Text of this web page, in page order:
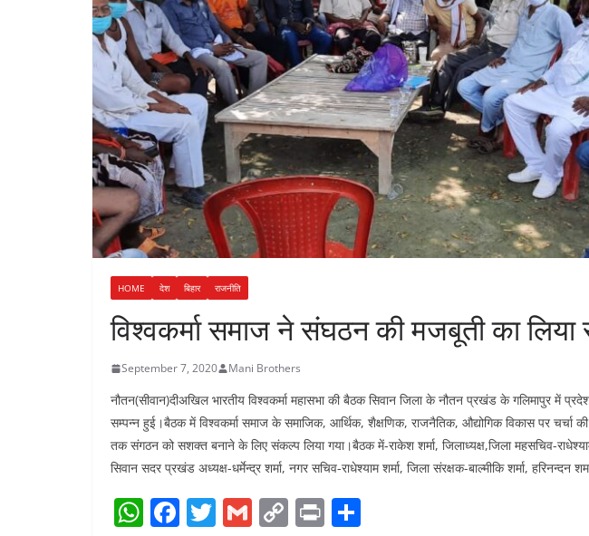
HOME देश बिहार राजनीति
विश्वकर्मा समाज ने संघठन की मजबूती का
September 7, 2020 Mani Brothers
नौतन(सीवान)दीअखिल भारतीय विश्वकर्मा महासभा की बैठक सिवान जिला के नौतन प्रखंड के गलिमापुर में प्रदेश
सम्पन्न हुई।बैठक में विश्वकर्मा समाज के समाजिक, आर्थिक, शैक्षणिक, राजनैतिक, औद्योगिक विकास पर
तक संगठन को सशक्त बनाने के लिए संकल्प लिया गया।बैठक में-राकेश शर्मा, जिलाध्यक्ष,जिला महसचिव-राधेश्याम
सिवान सदर प्रखंड अध्यक्ष-धर्मेन्द्र शर्मा, नगर सचिव-राधेश्याम शर्मा, जिला संरक्षक-बाल्मीकि शर्मा, हरिनन्दन
W F T G C Pr